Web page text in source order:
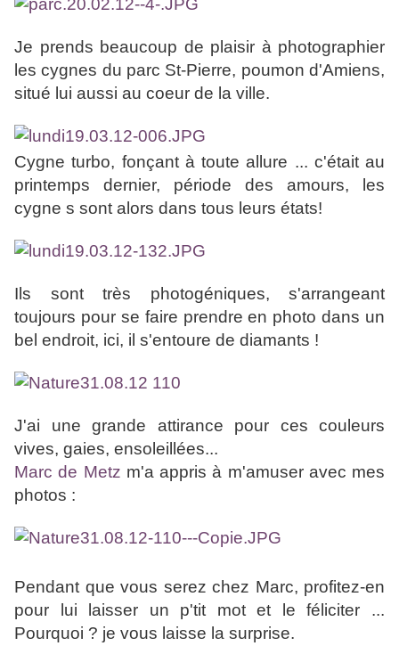
Je prends beaucoup de plaisir à photographier
les cygnes du parc St-Pierre, poumon d'Amiens,
situé lui aussi au coeur de la ville.
Cygne turbo, fonçant à toute allure ... c'était au
printemps dernier, période des amours, les
cygne s sont alors dans tous leurs états!
Ils sont très photogéniques, s'arrangeant
toujours pour se faire prendre en photo dans un
bel endroit, ici, il s'entoure de diamants !
J'ai une grande attirance pour ces couleurs
vives, gaies, ensoleillées...
Marc de Metz m'a appris à m'amuser avec mes
photos :
Pendant que vous serez chez Marc, profitez-en
pour lui laisser un p'tit mot et le féliciter ...
Pourquoi ? je vous laisse la surprise.